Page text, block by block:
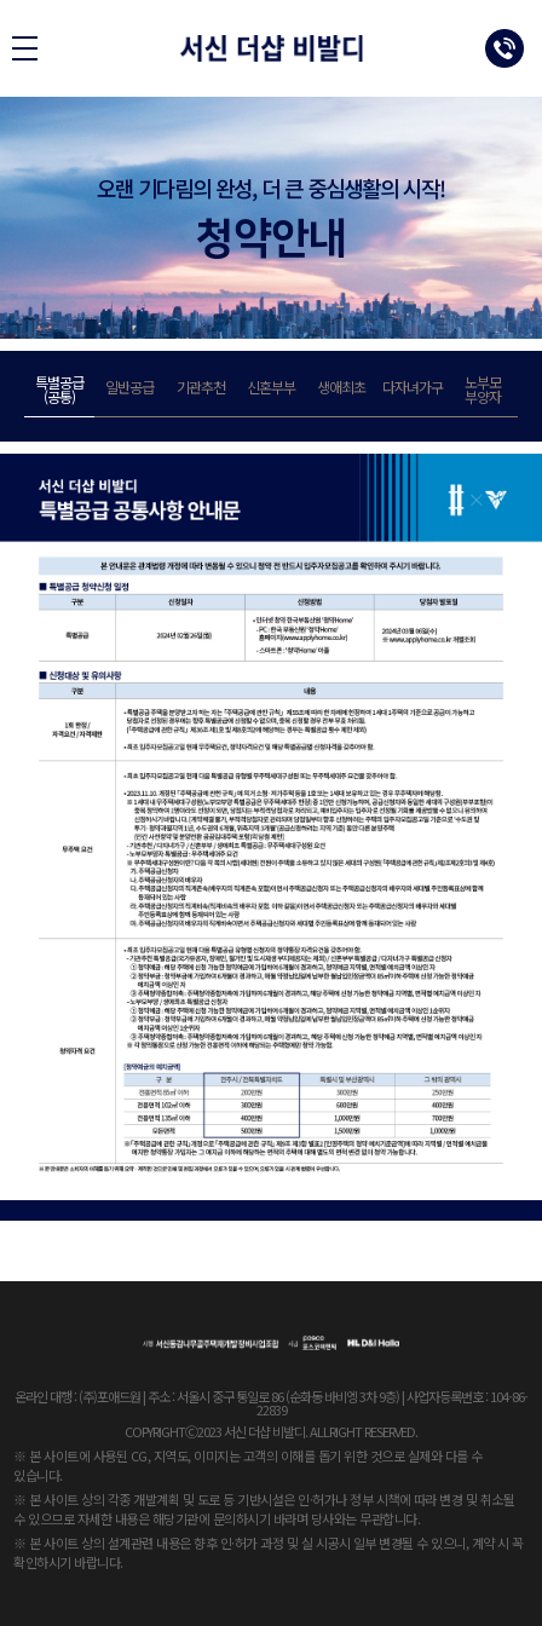
오랜 기다림의 완성, 더 큰 중심생활의 시작!
청약안내
특별공급
(공통) 일반공급 기관추천 신혼부부 생애최초 다자녀가구 노부모
부양자
온라인 대행 : (주)포애드원 | 주소 : 서울시 중구 통일로 86 (순화동 바비엥 3차 9층) | 사업자등록번호 : 104-86-
22839
COPYRIGHTⒸ2023 서신 더샵 비발디. ALLRIGHT RESERVED.
※ 본 사이트에 사용된 CG, 지역도, 이미지는 고객의 이해를 돕기 위한 것으로 실제와 다를 수
있습니다.
※ 본 사이트 상의 각종 개발계획 및 도로 등 기반시설은 인·허가나 정부 시책에 따라 변경 및 취소될
수 있으므로 자세한 내용은 해당기관에 문의하시기 바라며 당사와는 무관합니다.
※ 본 사이트 상의 설계관련 내용은 향후 인·허가 과정 및 실 시공시 일부 변경될 수 있으니, 계약 시 꼭
확인하시기 바랍니다.